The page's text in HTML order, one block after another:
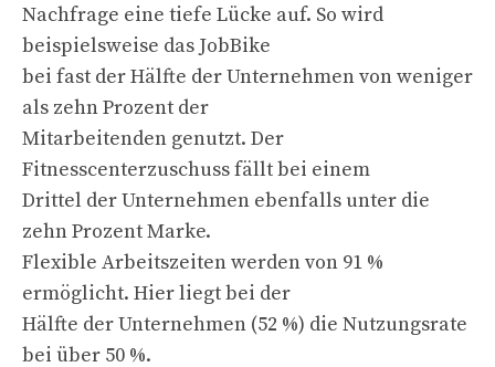
Nachfrage eine tiefe Lücke auf. So wird
beispielsweise das JobBike
bei fast der Hälfte der Unternehmen von weniger
als zehn Prozent der
Mitarbeitenden genutzt. Der
Fitnesscenterzuschuss fällt bei einem
Drittel der Unternehmen ebenfalls unter die
zehn Prozent Marke.
Flexible Arbeitszeiten werden von 91 %
ermöglicht. Hier liegt bei der
Hälfte der Unternehmen (52 %) die Nutzungsrate
bei über 50 %.